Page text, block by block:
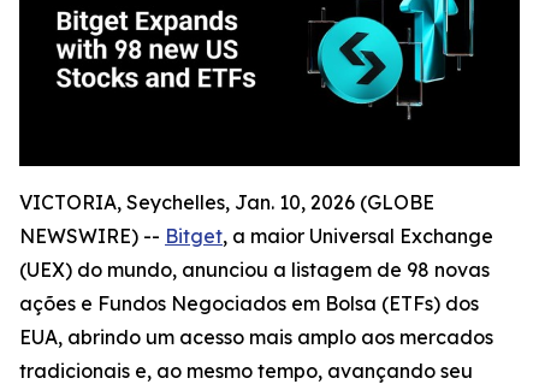
VICTORIA, Seychelles, Jan. 10, 2026 (GLOBE
NEWSWIRE) -- Bitget, a maior Universal Exchange
(UEX) do mundo, anunciou a listagem de 98 novas
ações e Fundos Negociados em Bolsa (ETFs) dos
EUA, abrindo um acesso mais amplo aos mercados
tradicionais e, ao mesmo tempo, avançando seu